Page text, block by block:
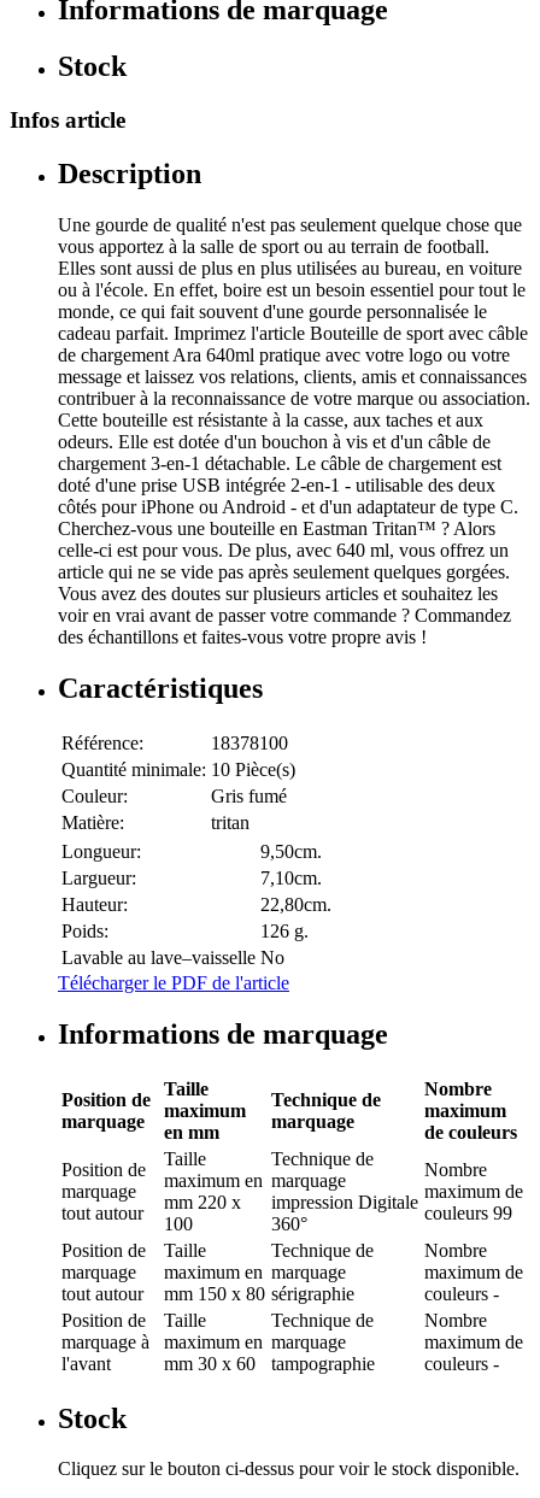
Informations de marquage
Stock
Infos article
Description
Une gourde de qualité n'est pas seulement quelque chose que
vous apportez à la salle de sport ou au terrain de football.
Elles sont aussi de plus en plus utilisées au bureau, en voiture
ou à l'école. En effet, boire est un besoin essentiel pour tout le
monde, ce qui fait souvent d'une gourde personnalisée le
cadeau parfait. Imprimez l'article Bouteille de sport avec câble
de chargement Ara 640ml pratique avec votre logo ou votre
message et laissez vos relations, clients, amis et connaissances
contribuer à la reconnaissance de votre marque ou association.
Cette bouteille est résistante à la casse, aux taches et aux
odeurs. Elle est dotée d'un bouchon à vis et d'un câble de
chargement 3-en-1 détachable. Le câble de chargement est
doté d'une prise USB intégrée 2-en-1 - utilisable des deux
côtés pour iPhone ou Android - et d'un adaptateur de type C.
Cherchez-vous une bouteille en Eastman Tritan™ ? Alors
celle-ci est pour vous. De plus, avec 640 ml, vous offrez un
article qui ne se vide pas après seulement quelques gorgées.
Vous avez des doutes sur plusieurs articles et souhaitez les
voir en vrai avant de passer votre commande ? Commandez
des échantillons et faites-vous votre propre avis !
Caractéristiques
Référence:
18378100
Quantité minimale: 10 Pièce(s)
Couleur:
Gris fumé
Matière:
tritan
Longueur:
9,50cm.
Largueur:
7,10cm.
Hauteur:
22,80cm.
Poids:
126 g.
Lavable au lave–vaisselle No
Télécharger le PDF de l'article
Informations de marquage
Position de
marquage
Taille
maximum
en mm
Technique de
marquage
Nombre
maximum
de couleurs
Position de
marquage
tout autour
Taille
maximum en
mm 220 x
100
Technique de
marquage
impression Digitale
360°
Nombre
maximum de
couleurs 99
Position de
marquage
tout autour
Taille
maximum en
mm 150 x 80
Technique de
marquage
sérigraphie
Nombre
maximum de
couleurs -
Position de
marquage à
l'avant
Taille
maximum en
mm 30 x 60
Technique de
marquage
tampographie
Nombre
maximum de
couleurs -
Stock
Cliquez sur le bouton ci-dessus pour voir le stock disponible.